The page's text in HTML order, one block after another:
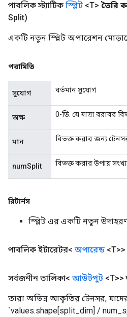
পাবলিক স্ট্যাটিক স্প্লিট <T> তৈরি
Split)
একটি নতুন স্প্লিট অপারেশন
পরামিতি
সুযোগ বর্তমান সুযোগ
অক্ষ 0-ডি. যে মাত্রা বরাবর
মান বিভক্ত করার জন্য
numSplit বিভক্ত করার উপায়
রিটার্নস
স্প্লিট এর একটি নতুন
পাবলিক ইটারেটর< অপারেন্ড <T>>
সর্বজনীন তালিকা< আউটপুট <T>>
তারা অভিন্ন আকৃতির টেনসর,
`values.shape[split_dim] /